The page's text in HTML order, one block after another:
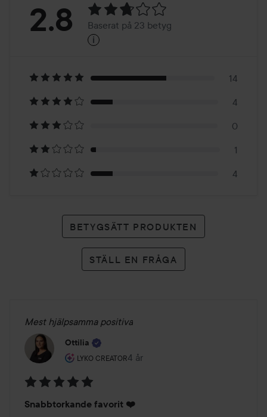
Betyg:
Baserat
på
23
betyg
2.8 Baserat på 23 betyg
i
14
4
0
1
4
BETYGSÄTT PRODUKTEN
STÄLL EN FRÅGA
Mest hjälpsamma positiva
Ottilia
LYKO CREATOR
Användarens roll: Lyko Creator.
4 år
Inlägget skapades 4 år
5
Snabbtorkande favorit ❤️